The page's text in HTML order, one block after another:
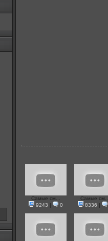
Самые см...
9243 | 0
Самые
8336 |